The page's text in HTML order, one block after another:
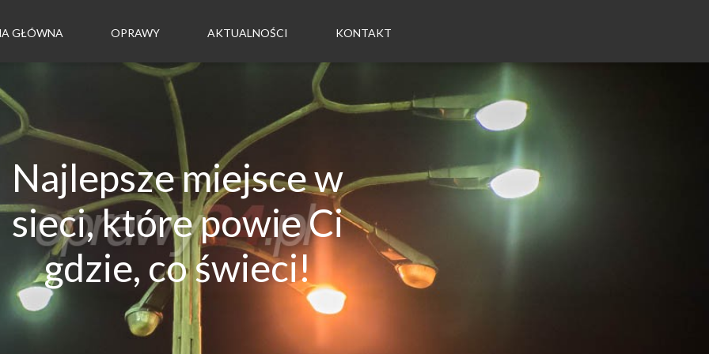
GŁÓWNA OPRAWY AKTUALNOŚCI KONTAKT
Najlepsze miejsce w
sieci, które powie Ci
gdzie, co świeci!